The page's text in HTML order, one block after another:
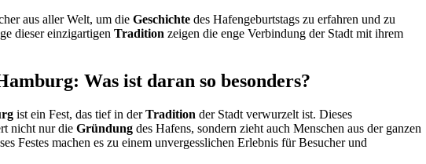
aus aller Welt, um die Geschichte des Hafengeburtstags zu erfahren und zu
dieser einzigartigen Tradition zeigen die enge Verbindung der Stadt mit ihrem
Was ist daran so besonders?
ist ein Fest, das tief in derTradition der Stadt verwurzelt ist. Dieses
nicht nur die Gründung des Hafens, sondern zieht auch Menschen aus der ganzen
Festes machen es zu einem unvergesslichen Erlebnis für Besucher und